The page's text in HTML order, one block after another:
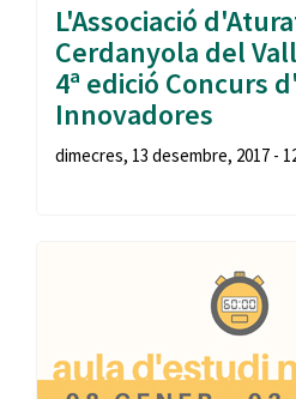
L'Associació
Cerdanyola del
4ª edició Concurs
Innovadores
dimecres, 13 desembre, 2017 -